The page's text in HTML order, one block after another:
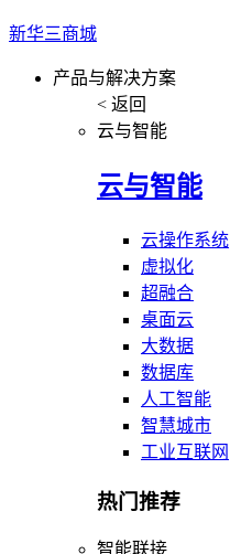
新华三商城
产品与解决方案
< 返回
云与智能
云与智能
云操作系统
虚拟化
超融合
桌面云
大数据
数据库
人工智能
智慧城市
工业互联网
热门推荐
智能联接